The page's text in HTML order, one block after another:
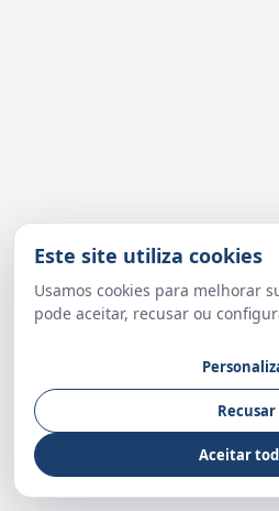
Este site utiliza cookies
Usamos cookies para melhorar
pode aceitar, recusar ou
Recusar
Aceitar